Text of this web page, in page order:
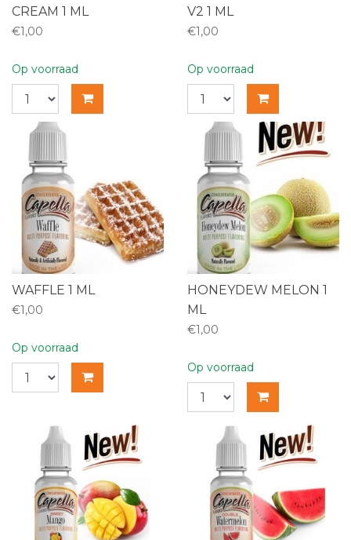
CREAM 1 ML
€1,00
Op voorraad
V2 1 ML
€1,00
Op voorraad
WAFFLE 1 ML
€1,00
Op voorraad
HONEYDEW MELON 1
ML
€1,00
Op voorraad